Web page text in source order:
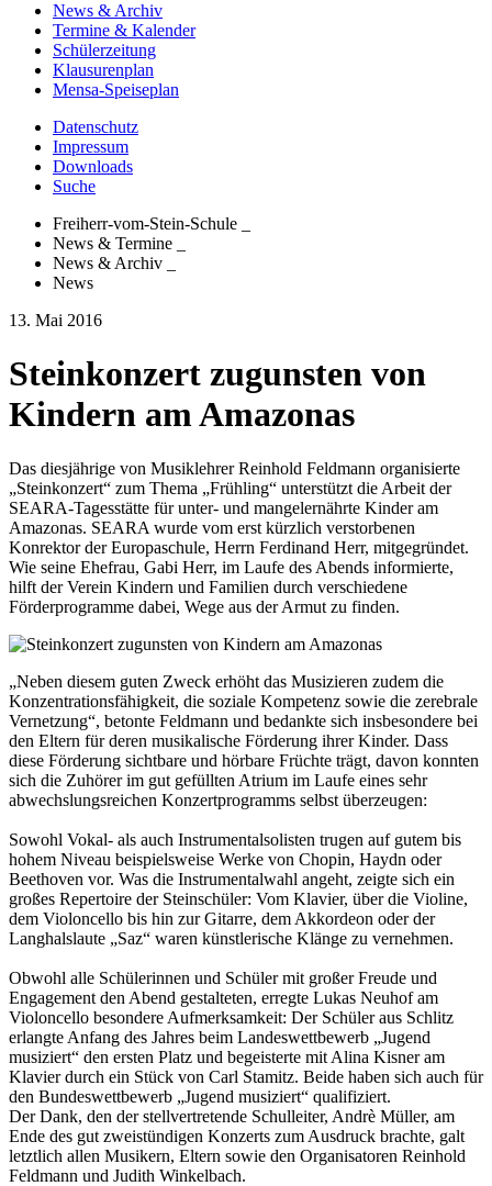
News & Archiv
Termine & Kalender
Schülerzeitung
Klausurenplan
Mensa-Speiseplan
Datenschutz
Impressum
Downloads
Suche
Freiherr-vom-Stein-Schule
News & Termine
News & Archiv
News
13. Mai 2016
Steinkonzert zugunsten von
Kindern am Amazonas
Das diesjährige von Musiklehrer Reinhold Feldmann organisierte
„Steinkonzert“ zum Thema „Frühling“ unterstützt die Arbeit der
SEARA-Tagesstätte für unter- und mangelernährte Kinder am
Amazonas. SEARA wurde vom erst kürzlich verstorbenen
Konrektor der Europaschule, Herrn Ferdinand Herr, mitgegründet.
Wie seine Ehefrau, Gabi Herr, im Laufe des Abends informierte,
hilft der Verein Kindern und Familien durch verschiedene
Förderprogramme dabei, Wege aus der Armut zu finden.
„Neben diesem guten Zweck erhöht das Musizieren zudem die
Konzentrationsfähigkeit, die soziale Kompetenz sowie die zerebrale
Vernetzung“, betonte Feldmann und bedankte sich insbesondere bei
den Eltern für deren musikalische Förderung ihrer Kinder. Dass
diese Förderung sichtbare und hörbare Früchte trägt, davon konnten
sich die Zuhörer im gut gefüllten Atrium im Laufe eines sehr
abwechslungsreichen Konzertprogramms selbst überzeugen:
Sowohl Vokal- als auch Instrumentalsolisten trugen auf gutem bis
hohem Niveau beispielsweise Werke von Chopin, Haydn oder
Beethoven vor. Was die Instrumentalwahl angeht, zeigte sich ein
großes Repertoire der Steinschüler: Vom Klavier, über die Violine,
dem Violoncello bis hin zur Gitarre, dem Akkordeon oder der
Langhalslaute „Saz“ waren künstlerische Klänge zu vernehmen.
Obwohl alle Schülerinnen und Schüler mit großer Freude und
Engagement den Abend gestalteten, erregte Lukas Neuhof am
Violoncello besondere Aufmerksamkeit: Der Schüler aus Schlitz
erlangte Anfang des Jahres beim Landeswettbewerb „Jugend
musiziert“ den ersten Platz und begeisterte mit Alina Kisner am
Klavier durch ein Stück von Carl Stamitz. Beide haben sich auch für
den Bundeswettbewerb „Jugend musiziert“ qualifiziert.
Der Dank, den der stellvertretende Schulleiter, Andrè Müller, am
Ende des gut zweistündigen Konzerts zum Ausdruck brachte, galt
letztlich allen Musikern, Eltern sowie den Organisatoren Reinhold
Feldmann und Judith Winkelbach.